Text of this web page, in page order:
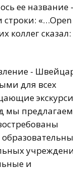
ее название
строки:
коллег сказал:
-
для всех
мы предлагаем
и